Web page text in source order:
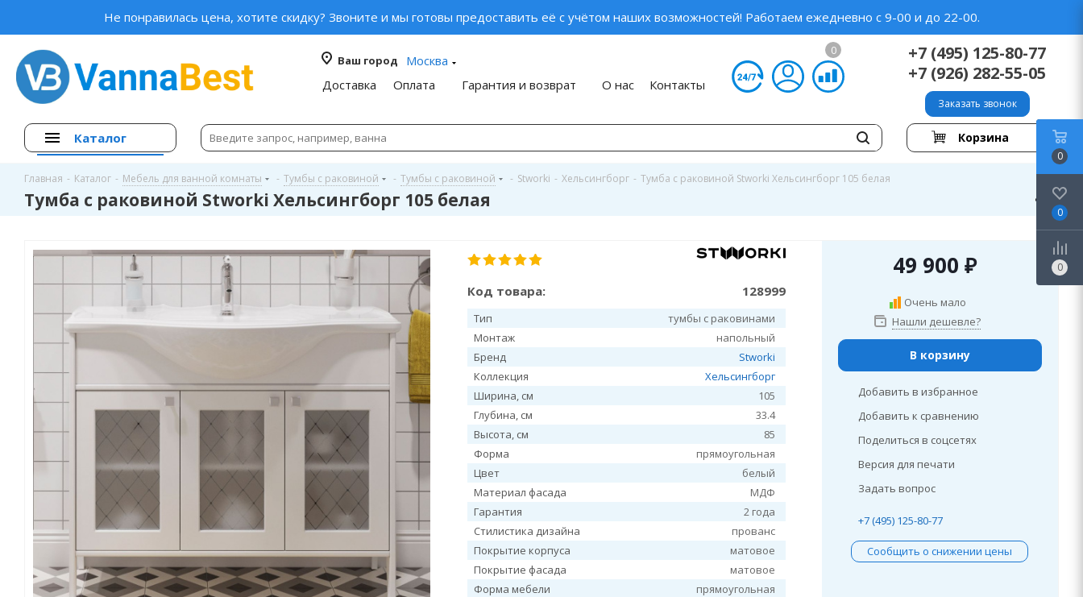
Не понравилась цена, хотите скидку? Звоните и мы готовы предоставить её с учётом наших возможностей! Работаем ежедневно с 9-00 и до 22-00.
Ваш город
Москва
Доставка
Оплата Гарантия и возврат О нас Контакты
0
+7 (495) 125-80-77
+7 (926) 282-55-05
Заказать звонок
Каталог Корзина
Главная - Каталог - Мебель для ванной комнаты - Тумбы с раковиной - Тумбы с раковиной - Stworki - Хельсингборг - Тумба с раковиной Stworki Хельсингборг 105 белая
Тумба с раковиной Stworki Хельсингборг 105 белая
Код товара: 128999
Тип
тумбы с раковинами
Монтаж
напольный
Бренд
Stworki
Коллекция
Хельсингборг
Ширина, см
105
Глубина, см
33.4
Высота, см
85
Форма
прямоугольная
Цвет
белый
Материал фасада
МДФ
Гарантия
2 года
Стилистика дизайна
прованс
Покрытие корпуса
матовое
Покрытие фасада
матовое
Форма мебели
прямоугольная
49 900 ₽
Очень мало
Нашли дешевле?
В корзину
Добавить в избранное
Добавить к сравнению
Поделиться в соцсетях
Версия для печати
Задать вопрос
+7 (495) 125-80-77
Сообщить о снижении цены
0
0
0